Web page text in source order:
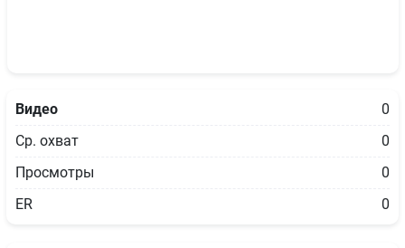
Видео
0
Ср. охват
0
Просмотры
0
ER
0